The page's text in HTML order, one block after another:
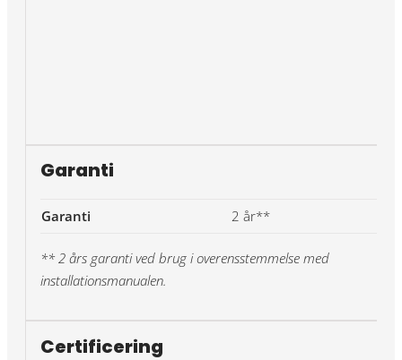
Garanti
Garanti 2 år**
** 2 års garanti ved brug i overensstemmelse med
installationsmanualen.
Certificering